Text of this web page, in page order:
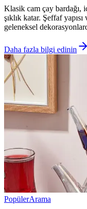
Klasik cam çay bardağı,
şıklık katar. Şeffaf
geleneksel
Daha fazla bilgi edinin
PopülerArama